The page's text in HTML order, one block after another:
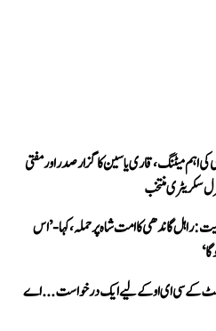
کی اہم میٹنگ، قاری یاسین کا گزار صدر اور مفتی
سکریٹری منتخب
راہل گاندھی کا امت شاہ پر حملہ، کہا- ’اس
کے سی ای او کے لیے ایک درخواست...اے